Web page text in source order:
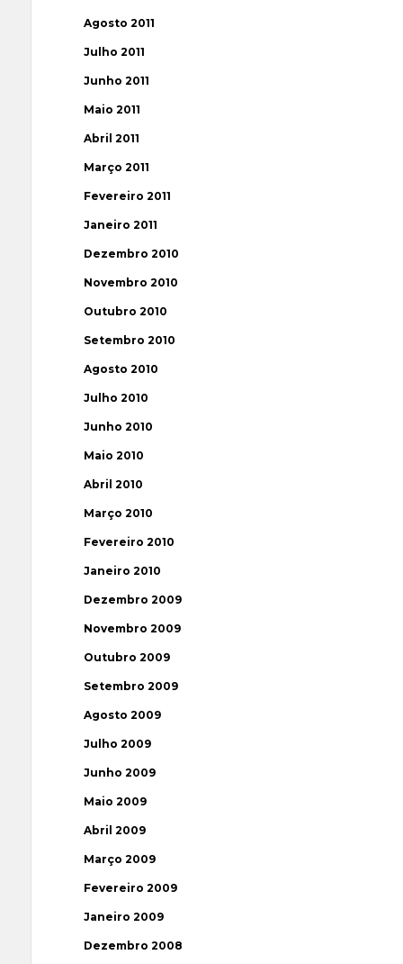
Agosto 2011
Julho 2011
Junho 2011
Maio 2011
Abril 2011
Março 2011
Fevereiro 2011
Janeiro 2011
Dezembro 2010
Novembro 2010
Outubro 2010
Setembro 2010
Agosto 2010
Julho 2010
Junho 2010
Maio 2010
Abril 2010
Março 2010
Fevereiro 2010
Janeiro 2010
Dezembro 2009
Novembro 2009
Outubro 2009
Setembro 2009
Agosto 2009
Julho 2009
Junho 2009
Maio 2009
Abril 2009
Março 2009
Fevereiro 2009
Janeiro 2009
Dezembro 2008